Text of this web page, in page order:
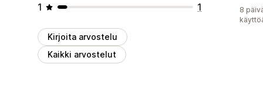
1
1
Kirjoita arvostelu
Kaikki arvostelut
8